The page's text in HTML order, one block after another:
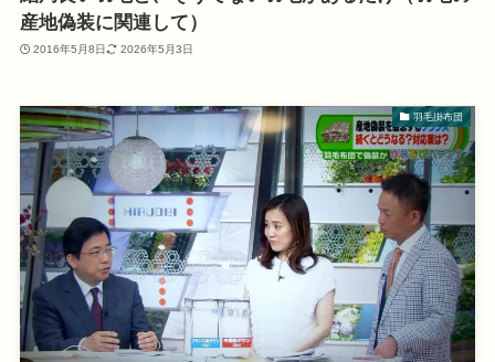
産地偽装に関連して）
2016年5月8日 2026年5月3日
羽毛掛布団